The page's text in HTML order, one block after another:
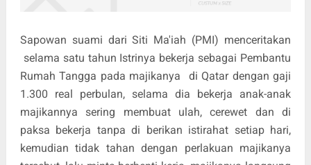
Sapowan suami dari Siti Ma'iah (PMI) menceritakan
selama satu tahun Istrinya bekerja sebagai Pembantu
Rumah Tangga pada majikanya
di Qatar dengan gaji
1.300 real perbulan, selama dia bekerja anak-anak
majikannya sering membuat ulah, cerewet dan di
paksa bekerja tanpa di berikan istirahat setiap hari,
kemudian tidak tahan dengan perlakuan majikanya